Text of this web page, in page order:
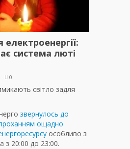
система люті
0
світло задля
звернулось до
ощадно
особливо з
з 20:00 до 23:00.